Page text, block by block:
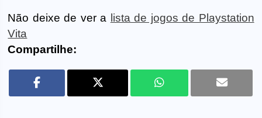
Não deixe de ver a lista de jogos de Playstation
Vita
Compartilhe: